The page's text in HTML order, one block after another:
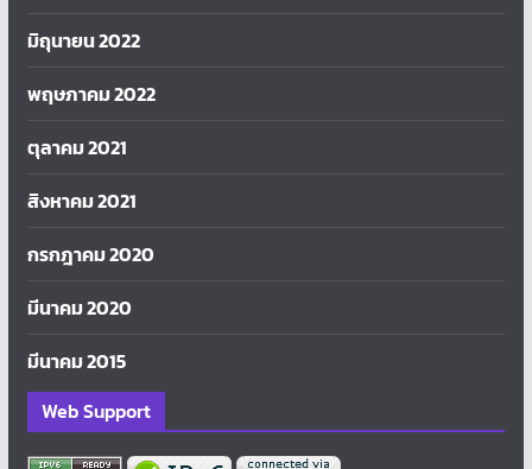
มิถุนายน 2022
พฤษภาคม 2022
ตุลาคม 2021
สิงหาคม 2021
กรกฎาคม 2020
มีนาคม 2020
มีนาคม 2015
Web Support